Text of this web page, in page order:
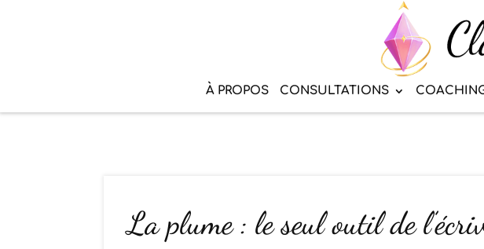
À PROPOS CONSULTATIONS
La plume : le seul outil de